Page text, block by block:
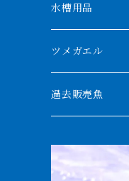
ザイールグリーン
パルマス
ポーリー
セネガルス
ナイル川
1500mm
1800mm
2000mm以上
水槽用品
ツメガエル
過去販売魚